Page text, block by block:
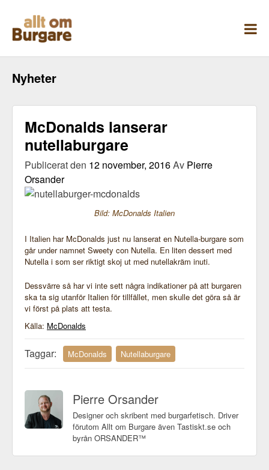
innehåll
Nyheter
McDonalds lanserar
nutellaburgare
Publicerat den 12 november, 2016Av Pierre
Orsander
Bild: McDonalds Italien
I Italien har McDonalds just nu lanserat en Nutella-burgare som
går under namnet Sweety con Nutella. En liten dessert med
Nutella i som ser riktigt skoj ut med nutellakräm inuti.
Dessvärre så har vi inte sett några indikationer på att burgaren
ska ta sig utanför Italien för tillfället, men skulle det göra så är
vi först på plats att testa.
Källa: McDonalds
Taggar: McDonalds Nutellaburgare
Pierre Orsander
Designer och skribent med burgarfetisch. Driver
förutom Allt om Burgare även Tastiskt.se och
byrån ORSANDER™